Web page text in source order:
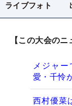
ライブフォト
【この大会のニ
メジャ
愛・千怜
西村優菜